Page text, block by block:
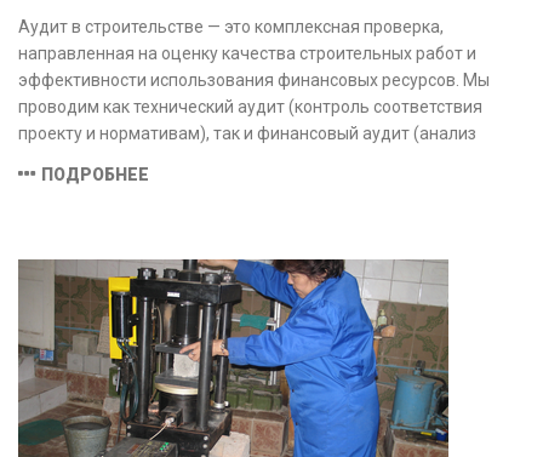
Аудит в строительстве — это комплексная проверка,
направленная на оценку качества строительных работ и
эффективности использования финансовых ресурсов. Мы
проводим как технический аудит (контроль соответствия
проекту и нормативам), так и финансовый аудит (анализ
безопасность и экономическую обоснованность проекта.
ПОДРОБНЕЕ